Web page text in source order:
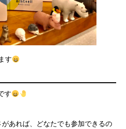
す
す
あれば、どなたでも参加できるの